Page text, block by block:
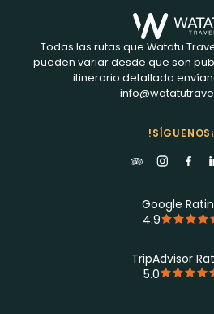
Todas las rutas que Watatu
pueden variar desde que son
itinerario detallado
!SÍGUENOS¡
Google
4.9
TripAdvisor
5.0